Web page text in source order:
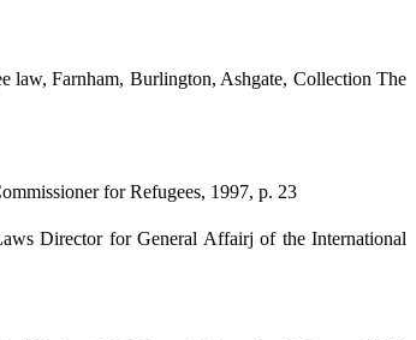
Farnham, Burlington, Ashgate, Collection The
for Refugees, 1997, p. 23
Director for General Affairj of the International